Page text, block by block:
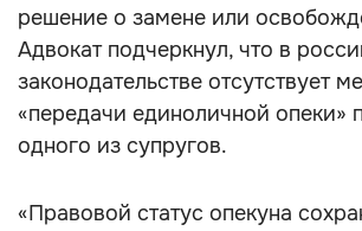
решение о замене или
Адвокат подчеркнул, что в
законодательстве отсутствует
«передачи единоличной опеки»
одного из супругов.
«Правовой статус опекуна